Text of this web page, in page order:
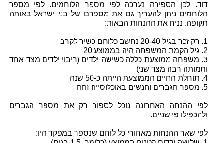
דוד. לכן הספירה נערכה לפי מספר הלוחמים. לפי מספר
הלוחמים ניתן להעריך גם את מספרם של בני ישראל באותה
תקופה. נניח את ההנחות הבאות:
1. רק זכר בגיל 20-40 נחשב כלוחם כשיר לקרב
2. גיל הקמת המשפחה היה בממוצע 20
3. משפחה ממוצעת כללה כשישה ילדים (ריבוי ילדים מצד אחד
ותמותה רבה מצד שני)
4. תוחלת החיים הממוצעת הייתה כ-50 שנה
5. מספר הגברים והנשים באוכלוסייה זהה
לפי ההנחה האחרונה נוכל לספור רק את מספר הגברים
ולהכפילו פי שניים.
לפי שאר ההנחות מאחורי כל לוחם שנספר במפקד היו: